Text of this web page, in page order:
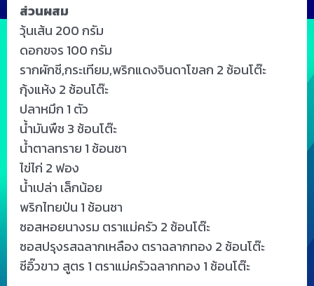
ส่วนผสม
วุ้นเส้น 200 กรัม
ดอกขจร 100 กรัม
รากผักชี,กระเทียม,พริกแดงจินดาโขลก 2 ช้อนโต๊ะ
กุ้งแห้ง 2 ช้อนโต๊ะ
ปลาหมึก 1 ตัว
น้ำมันพืช 3 ช้อนโต๊ะ
น้ำตาลทราย 1 ช้อนชา
ไข่ไก่ 2 ฟอง
น้ำเปล่า เล็กน้อย
พริกไทยป่น 1 ช้อนชา
ซอสหอยนางรม ตราแม่ครัว 2 ช้อนโต๊ะ
ซอสปรุงรสฉลากเหลือง ตราฉลากทอง 2 ช้อนโต๊ะ
ซีอิ๊วขาว สูตร 1 ตราแม่ครัวฉลากทอง 1 ช้อนโต๊ะ